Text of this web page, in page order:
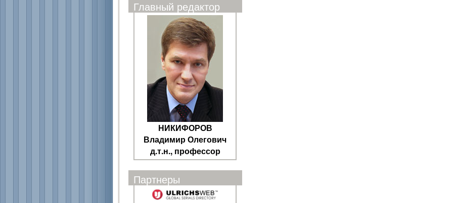
Главный редактор
НИКИФОРОВ
Владимир Олегович
д.т.н., профессор
Партнеры